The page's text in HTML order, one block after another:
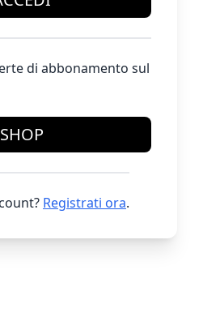
di abbonamento sul
SHOP
Registrati ora.